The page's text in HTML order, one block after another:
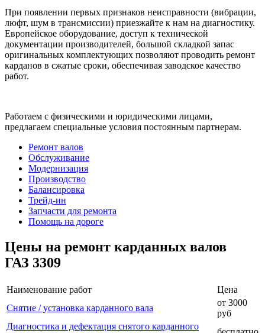
При появлении первых признаков неисправности (вибрации,
люфт, шум в трансмиссии) приезжайте к нам на диагностику.
Европейское оборудование, доступ к технической
документации производителей, большой складкой запас
оригинальных комплектующих позволяют проводить ремонт
карданов в сжатые сроки, обеспечивая заводское качество
работ.
Работаем с физическими и юридическими лицами,
предлагаем специальные условия постоянным партнерам.
Ремонт валов
Обслуживание
Модернизация
Производство
Балансировка
Трейд-ин
Запчасти для ремонта
Помощь на дороге
Цены на ремонт карданных валов
ГАЗ 3309
Наименование работ
Цена
Снятие / установка карданного вала
от 3000
руб
Диагностика и дефектация снятого карданного